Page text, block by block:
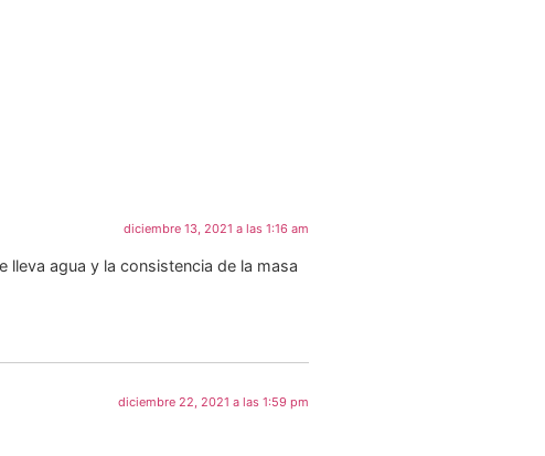
diciembre 13, 2021 a las 1:16 am
lleva agua y la consistencia de la masa
diciembre 22, 2021 a las 1:59 pm